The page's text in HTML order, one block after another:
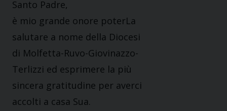
Santo Padre,
è mio grande onore poterLa
salutare a nome della Diocesi
di Molfetta-Ruvo-Giovinazzo-
Terlizzi ed esprimere la più
sincera gratitudine per averci
accolti a casa Sua.